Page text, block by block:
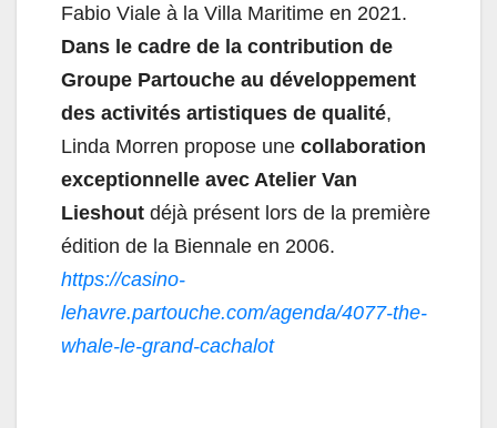
Fabio Viale à la Villa Maritime en 2021.
Dans le cadre de la contribution de
Groupe Partouche au développement
des activités artistiques de qualité,
Linda Morren propose une collaboration
exceptionnelle avec Atelier Van
Lieshout déjà présent lors de la première
édition de la Biennale en 2006.
https://casino-
lehavre.partouche.com/agenda/4077-the-
whale-le-grand-cachalot